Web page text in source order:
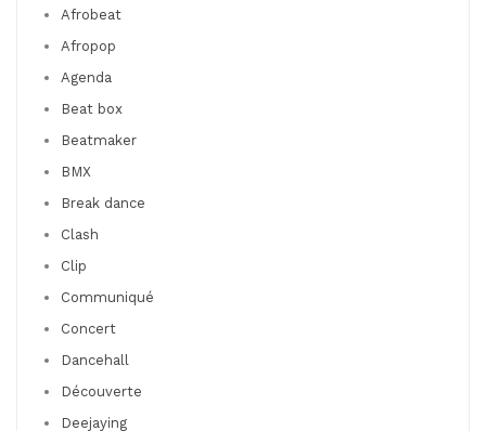
Afrobeat
Afropop
Agenda
Beat box
Beatmaker
BMX
Break dance
Clash
Clip
Communiqué
Concert
Dancehall
Découverte
Deejaying